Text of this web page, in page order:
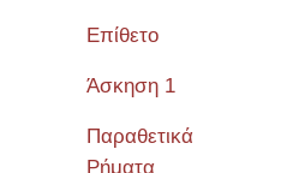
Επίθετο
Άσκηση 1
Παραθετικά
Ρήματα